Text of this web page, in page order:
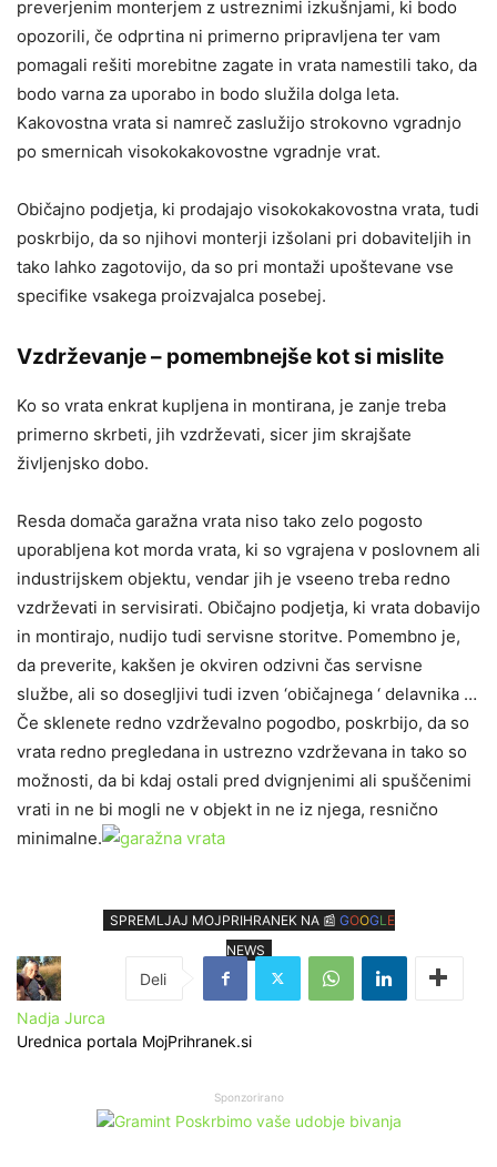
preverjenim monterjem z ustreznimi izkušnjami, ki bodo
opozorili, če odprtina ni primerno pripravljena ter vam
pomagali rešiti morebitne zagate in vrata namestili tako, da
bodo varna za uporabo in bodo služila dolga leta.
Kakovostna vrata si namreč zaslužijo strokovno vgradnjo
po smernicah visokokakovostne vgradnje vrat.
Običajno podjetja, ki prodajajo visokokakovostna vrata, tudi
poskrbijo, da so njihovi monterji izšolani pri dobaviteljih in
tako lahko zagotovijo, da so pri montaži upoštevane vse
specifike vsakega proizvajalca posebej.
Vzdrževanje – pomembnejše kot si mislite
Ko so vrata enkrat kupljena in montirana, je zanje treba
primerno skrbeti, jih vzdrževati, sicer jim skrajšate
življenjsko dobo.
Resda domača garažna vrata niso tako zelo pogosto
uporabljena kot morda vrata, ki so vgrajena v poslovnem ali
industrijskem objektu, vendar jih je vseeno treba redno
vzdrževati in servisirati. Običajno podjetja, ki vrata dobavijo
in montirajo, nudijo tudi servisne storitve. Pomembno je,
da preverite, kakšen je okviren odzivni čas servisne
službe, ali so dosegljivi tudi izven ‘običajnega ‘ delavnika …
Če sklenete redno vzdrževalno pogodbo, poskrbijo, da so
vrata redno pregledana in ustrezno vzdrževana in tako so
možnosti, da bi kdaj ostali pred dvignjenimi ali spuščenimi
vrati in ne bi mogli ne v objekt in ne iz njega, resnično
minimalne.
SPREMLJAJ MOJPRIHRANEK NA 📰 GOOGL E
NEWS
Nadja Jurca
Urednica portala MojPrihranek.si
Sponzorirano